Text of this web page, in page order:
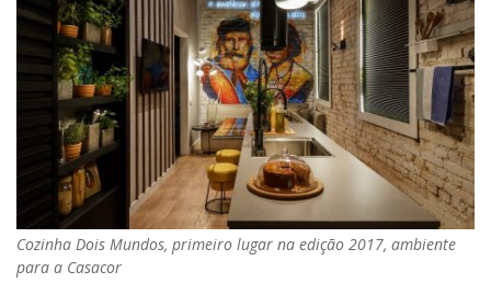
Cozinha Dois Mundos, primeiro lugar na edição 2017, ambiente
para a Casacor